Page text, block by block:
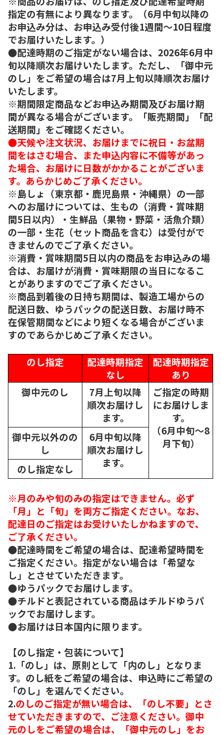
指定の有無により異なります。（6月中旬以降の
お申込み分は、お申込み受付後1週間～10日程度
でお届けいたします。）
●配達時期のご指定がない場合は、2026年6月中
旬以降順次お届けいたします。ただし、「御中元
のし」をご希望の場合は7月上旬以降順次お届け
いたします。
※期間限定商品などお申込み期間及びお届け期
間が異なる場合がございます。「販売期間」「配
送期間」をご確認ください。
●天候や注文状況、お届けまでに祝日・お盆期
間をはさむ場合、また申込内容に不備等があっ
た場合、お届けに日数がかかることがございま
す。あらかじめご了承ください。
※島しょ（東京都・鹿児島県・沖縄県）の一部
へのお届けについては、生もの（消費・賞味期
間5日以内）・生鮮品（果物・野菜・活魚介類）
の一部・生花（セット商品を含む）は受付がで
きませんのでご了承ください。
※消費・賞味期間5日以内の商品をお申込みの場
合は、お届けが消費・賞味期限の当日になるこ
とがありますのでご了承ください。
※商品到着後の日持ち期間は、製造工場からの
配送日数、ゆうパックの配送日数、お届け時不
在保管期間などにより短くなる場合がございま
すのであらかじめご了承ください。
のし指定
配達時期指定
なし
配達時期指定
あり
御中元のし
7月上旬以降
順次お届けし
ます。
ご指定の時期
にお届けしま
す。
（6月中旬～8
月下旬）
御中元以外のの
し
6月中旬以降
順次お届けし
ます。
のし指定なし
※月のみや旬のみの指定はできません。必ず
「月」と「旬」を両方ご指定ください。なお、
配達日のご指定はお受けいたしかねますので、
ご了承ください。
●配達時間をご希望の場合は、配達希望時間を
ご指定ください。指定がない場合は「希望な
し」とさせていただきます。
●ゆうパックでお届けします。
●チルドと表記されている商品はチルドゆうパ
ックでお届けします。
●お届けは日本国内に限ります。
【のし指定・包装について】
1.「のし」は、原則として「内のし」となりま
す。のし紙をご希望の場合は、申込時にご希望の
「のし」を選んでください。
2.のしのご指定が無い場合は、「のし不要」とさ
せていただきますので、ご注意ください。御中
元のしをご希望の場合は、「御中元のし」をお